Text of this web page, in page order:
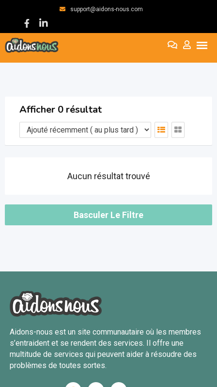
support@aidons-nous.com
Afficher 0 résultat
Aucun résultat trouvé
Basculer Le Filtre
Aidons-nous est un site communautaire où les membres
s’entraident et se rendent des services. Il offre une
multitude de services qui peuvent aider à résoudre des
problèmes de toutes sortes.